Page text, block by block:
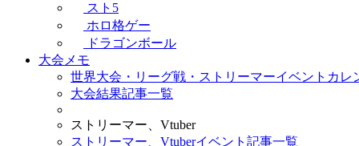
スト5
ホロ格ゲー
ドラゴンボール
大会メモ
世界大会・リーグ戦・ストリーマーイベントカレ
大会結果記事一覧
ストリーマー、Vtuber
ストリーマー、Vtuberイベント記事一覧